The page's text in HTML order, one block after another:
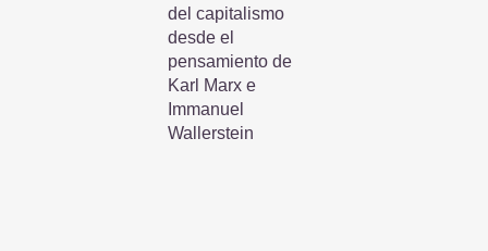
del capitalismo
desde el
pensamiento de
Karl Marx e
Immanuel
Wallerstein